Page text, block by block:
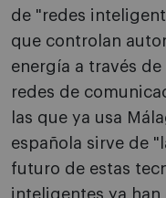
de "redes
que controlan
energía a través
redes de
las que ya usa
española sirve de
futuro de estas
inteligentes ya